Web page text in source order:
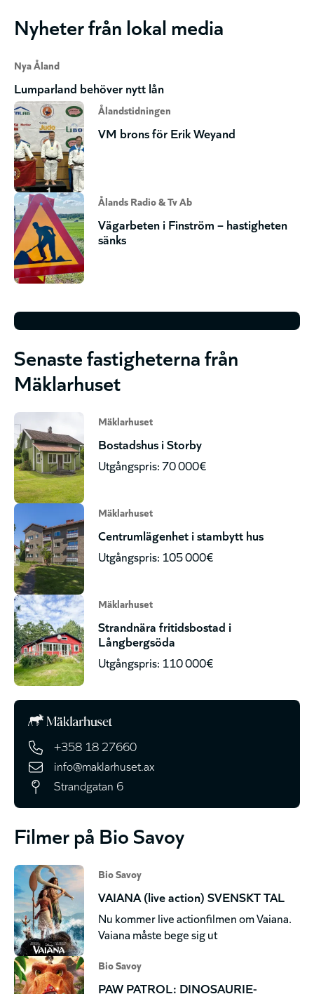
Nyheter från lokal media
Nya Åland
Lumparland behöver nytt lån
Ålandstidningen
VM brons för Erik Weyand
Ålands Radio & Tv Ab
Vägarbeten i Finström – hastigheten
sänks
Senaste fastigheterna från
Mäklarhuset
Mäklarhuset
Bostadshus i Storby
Utgångspris: 70 000€
Mäklarhuset
Centrumlägenhet i stambytt hus
Utgångspris: 105 000€
Mäklarhuset
Strandnära fritidsbostad i
Långbergsöda
Utgångspris: 110 000€
+358 18 27660
info@maklarhuset.ax
Strandgatan 6
Filmer på Bio Savoy
Bio Savoy
VAIANA (live action) SVENSKT TAL
Nu kommer live actionfilmen om Vaiana.
Vaiana måste bege sig ut
Bio Savoy
PAW PATROL: DINOSAURIE-